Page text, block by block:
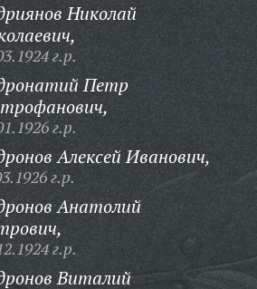
Николай
г.р.
Петр
г.р.
Алексей Иванович,
г.р.
Анатолий
г.р.
Виталий